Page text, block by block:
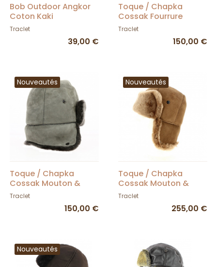
Bob Outdoor Angkor
Coton Kaki
Traclet
39,00 €
Toque / Chapka
Cossak Fourrure
Cache-oreilles -
Traclet
150,00 €
Nouveautés
Toque / Chapka
Cossak Mouton &
Fourrure - Traclet
Traclet
150,00 €
Nouveautés
Toque / Chapka
Cossak Mouton &
Fourrure Camel -
Traclet
255,00 €
Nouveautés